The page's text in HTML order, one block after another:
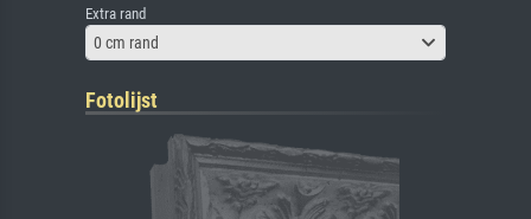
Extra rand
0 cm rand
Fotolijst